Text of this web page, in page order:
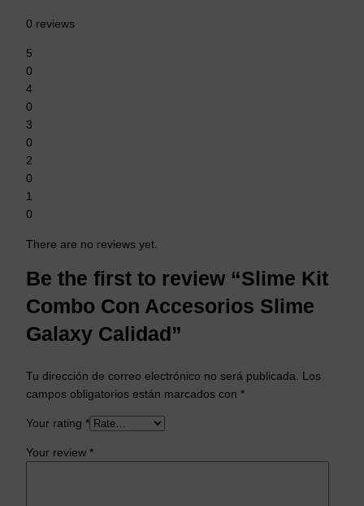
0 reviews
5
0
4
0
3
0
2
0
1
0
There are no reviews yet.
Be the first to review “Slime Kit
Combo Con Accesorios Slime
Galaxy Calidad”
Tu dirección de correo electrónico no será publicada.
Los
campos obligatorios están marcados con *
Your rating *
Your review *